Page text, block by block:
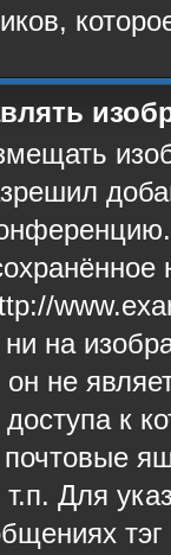
ни на
не
к
почтовые
Для